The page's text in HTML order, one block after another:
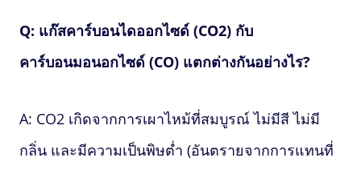
Q: แก๊สคาร์บอนไดออกไซด์ (CO2) กับ
คาร์บอนมอนอกไซด์ (CO) แตกต่างกันอย่างไร?
A: CO2 เกิดจากการเผาไหม้ที่สมบูรณ์ ไม่มีสี ไม่มี
กลิ่น และมีความเป็นพิษต่ำ (อันตรายจากการแทนที่